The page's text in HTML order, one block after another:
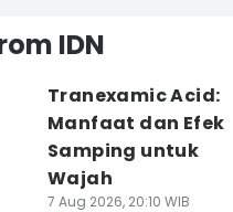
IDN
Tranexamic Acid:
Manfaat dan Efek
Samping untuk
Wajah
7 Aug 2026, 20:10 WIB